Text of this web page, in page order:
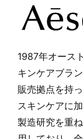
1987年オース
キンケアブラ
販売拠点を持っ
スキンケアに
製造研究を重